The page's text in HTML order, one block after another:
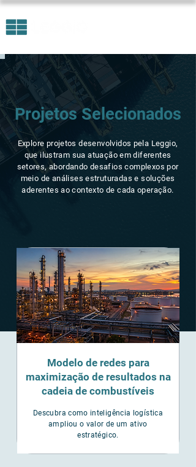
Projetos Selecionados
Explore projetos desenvolvidos pela Leggio,
que ilustram sua atuação em diferentes
setores, abordando desafios complexos por
meio de análises estruturadas e soluções
aderentes ao contexto de cada operação.
Modelo de redes para
maximização de resultados na
cadeia de combustíveis
Descubra como inteligência logística
ampliou o valor de um ativo
estratégico.